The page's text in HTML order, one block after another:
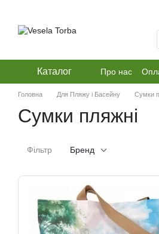
Каталог Про нас
Головна Для Пляжу і Басейну Сумки
Сумки пляжні
Фільтр Бренд